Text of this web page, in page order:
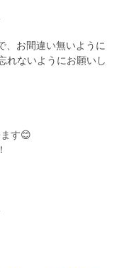
、お間違い無いように
れないようにお願いし
す😊